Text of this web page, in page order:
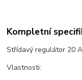
Kompletní
Střídavý regulátor 20
Vlastnosti: